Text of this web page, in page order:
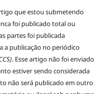
que estou submetendo
foi publicado total ou
partes foi publicada
a publicação no periódico
. Esse artigo não foi enviado
estiver sendo considerada
não será publicado em outro